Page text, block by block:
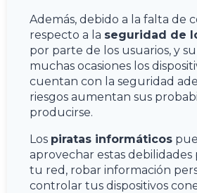
Además, debido a la falta de
respecto a la seguridad de
por parte de los usuarios, y
muchas ocasiones los
cuentan con la seguridad
riesgos aumentan sus
producirse.
Los piratas informáticos
aprovechar estas debilidades
tu red, robar información
controlar tus dispositivos